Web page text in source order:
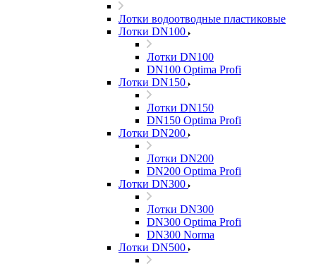
Лотки водоотводные пластиковые
Лотки DN100
Лотки DN100
DN100 Optima Profi
Лотки DN150
Лотки DN150
DN150 Optima Profi
Лотки DN200
Лотки DN200
DN200 Optima Profi
Лотки DN300
Лотки DN300
DN300 Optima Profi
DN300 Norma
Лотки DN500